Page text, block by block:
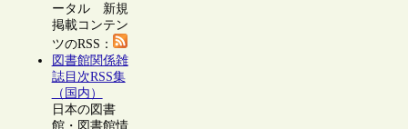
ータル 新規
掲載コンテン
ツのRSS：
図書館関係雑
誌目次RSS集
（国内）
日本の図書
館・図書館情